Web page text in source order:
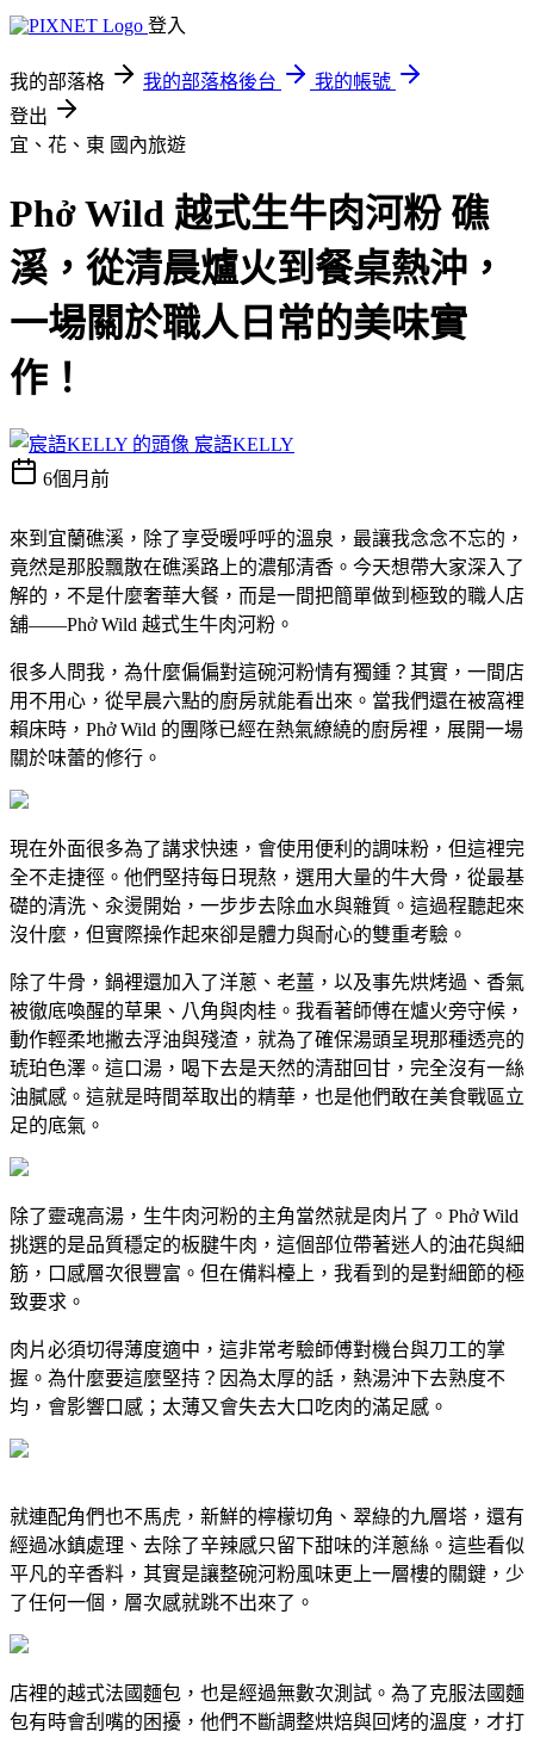
登入
我的部落格 我的部落格後台
我的帳號
登出
宜、花、東 國內旅遊
Phở Wild 越式生牛肉河粉 礁
溪，從清晨爐火到餐桌熱沖，
一場關於職人日常的美味實
作！
宸語KELLY
6個月前
來到宜蘭礁溪，除了享受暖呼呼的溫泉，最讓我念念不忘的，
竟然是那股飄散在礁溪路上的濃郁清香。今天想帶大家深入了
解的，不是什麼奢華大餐，而是一間把簡單做到極致的職人店
舖——Phở Wild 越式生牛肉河粉。
很多人問我，為什麼偏偏對這碗河粉情有獨鍾？其實，一間店
用不用心，從早晨六點的廚房就能看出來。當我們還在被窩裡
賴床時，Phở Wild 的團隊已經在熱氣繚繞的廚房裡，展開一場
關於味蕾的修行。
現在外面很多為了講求快速，會使用便利的調味粉，但這裡完
全不走捷徑。他們堅持每日現熬，選用大量的牛大骨，從最基
礎的清洗、汆燙開始，一步步去除血水與雜質。這過程聽起來
沒什麼，但實際操作起來卻是體力與耐心的雙重考驗。
除了牛骨，鍋裡還加入了洋蔥、老薑，以及事先烘烤過、香氣
被徹底喚醒的草果、八角與肉桂。我看著師傅在爐火旁守候，
動作輕柔地撇去浮油與殘渣，就為了確保湯頭呈現那種透亮的
琥珀色澤。這口湯，喝下去是天然的清甜回甘，完全沒有一絲
油膩感。這就是時間萃取出的精華，也是他們敢在美食戰區立
足的底氣。
除了靈魂高湯，生牛肉河粉的主角當然就是肉片了。Phở Wild
挑選的是品質穩定的板腱牛肉，這個部位帶著迷人的油花與細
筋，口感層次很豐富。但在備料檯上，我看到的是對細節的極
致要求。
肉片必須切得薄度適中，這非常考驗師傅對機台與刀工的掌
握。為什麼要這麼堅持？因為太厚的話，熱湯沖下去熟度不
均，會影響口感；太薄又會失去大口吃肉的滿足感。
就連配角們也不馬虎，新鮮的檸檬切角、翠綠的九層塔，還有
經過冰鎮處理、去除了辛辣感只留下甜味的洋蔥絲。這些看似
平凡的辛香料，其實是讓整碗河粉風味更上一層樓的關鍵，少
了任何一個，層次感就跳不出來了。
店裡的越式法國麵包，也是經過無數次測試。為了克服法國麵
包有時會刮嘴的困擾，他們不斷調整烘焙與回烤的溫度，才打